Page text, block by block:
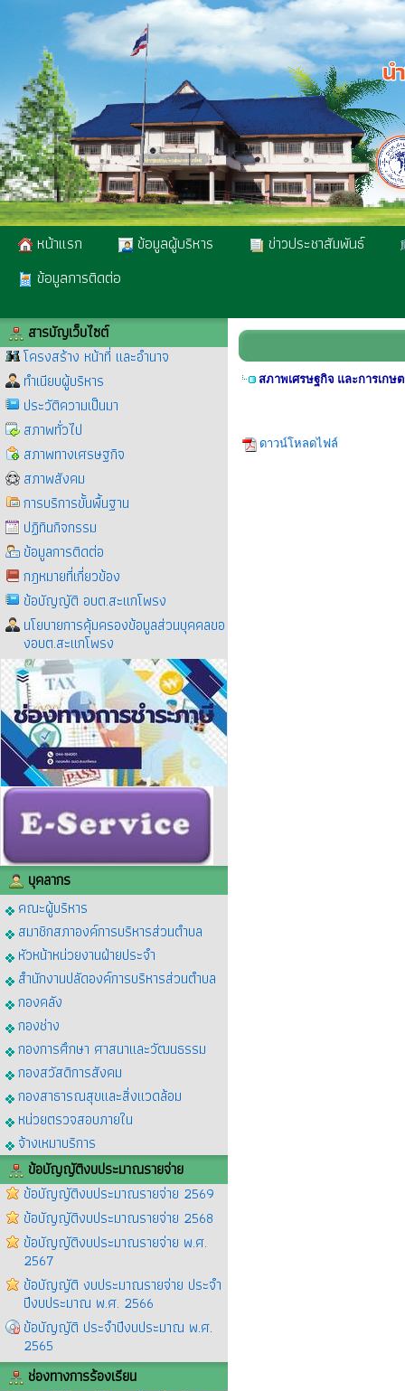
หน้าแรก ข้อมูลผู้บริหาร
ข่าวประชาสัมพันธ์
ข้อมูลการติดต่อ
สารบัญเว็บไซต์
โครงสร้าง หน้าที่ และอำนาจ
ทำเนียบผู้บริหาร
ประวัติความเป็นมา
สภาพทั่วไป
สภาพทางเศรษฐกิจ
สภาพสังคม
การบริการขั้นพื้นฐาน
ปฏิทินกิจกรรม
ข้อมูลการติดต่อ
กฎหมายที่เกี่ยวข้อง
ข้อบัญญัติ อบต.สะแกโพรง
นโยบายการคุ้มครองข้อมูลส่วนบุคคลขอ
งอบต.สะแกโพรง
บุคลากร
คณะผู้บริหาร
สมาชิกสภาองค์การบริหารส่วนตำบล
หัวหน้าหน่วยงานฝ่ายประจำ
สำนักงานปลัดองค์การบริหารส่วนตำบล
กองคลัง
กองช่าง
กองการศึกษา ศาสนาและวัฒนธรรม
กองสวัสดิการสังคม
กองสาธารณสุขและสิ่งแวดล้อม
หน่วยตรวจสอบภายใน
จ้างเหมาบริการ
ข้อบัญญัติงบประมาณรายจ่าย
ข้อบัญญัติงบประมาณรายจ่าย 2569
ข้อบัญญัติงบประมาณรายจ่าย 2568
ข้อบัญญัติงบประมาณรายจ่าย พ.ศ.
2567
ข้อบัญญัติ งบประมาณรายจ่าย ประจำ
ปีงบประมาณ พ.ศ. 2566
ข้อบัญญัติ ประจำปีงบประมาณ พ.ศ.
2565
ช่องทางการร้องเรียน
สภาพเศรษฐกิจ และการเกษ
ดาวน์โหลดไฟล์